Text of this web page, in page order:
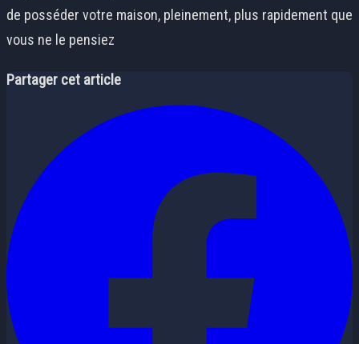
de posséder votre maison, pleinement, plus rapidement que
vous ne le pensiez
Partager cet article